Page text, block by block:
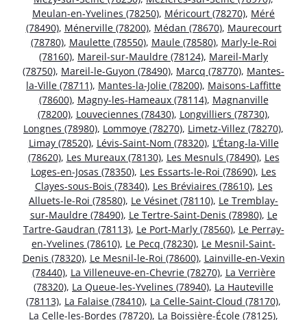
Meulan-en-Yvelines (78250), Méricourt (78270), Méré
(78490), Ménerville (78200), Médan (78670), Maurecourt
(78780), Maulette (78550), Maule (78580), Marly-le-Roi
(78160), Mareil-sur-Mauldre (78124), Mareil-Marly
(78750), Mareil-le-Guyon (78490), Marcq (78770), Mantes-
la-Ville (78711), Mantes-la-Jolie (78200), Maisons-Laffitte
(78600), Magny-les-Hameaux (78114), Magnanville
(78200), Louveciennes (78430), Longvilliers (78730),
Longnes (78980), Lommoye (78270), Limetz-Villez (78270),
Limay (78520), Lévis-Saint-Nom (78320), L’Étang-la-Ville
(78620), Les Mureaux (78130), Les Mesnuls (78490), Les
Loges-en-Josas (78350), Les Essarts-le-Roi (78690), Les
Clayes-sous-Bois (78340), Les Bréviaires (78610), Les
Alluets-le-Roi (78580), Le Vésinet (78110), Le Tremblay-
sur-Mauldre (78490), Le Tertre-Saint-Denis (78980), Le
Tartre-Gaudran (78113), Le Port-Marly (78560), Le Perray-
en-Yvelines (78610), Le Pecq (78230), Le Mesnil-Saint-
Denis (78320), Le Mesnil-le-Roi (78600), Lainville-en-Vexin
(78440), La Villeneuve-en-Chevrie (78270), La Verrière
(78320), La Queue-les-Yvelines (78940), La Hauteville
(78113), La Falaise (78410), La Celle-Saint-Cloud (78170),
La Celle-les-Bordes (78720), La Boissière-École (78125),